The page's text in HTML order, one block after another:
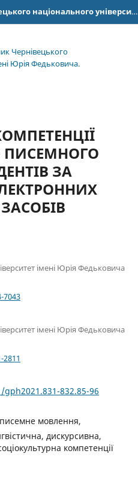
Науковий вісник Чернівецького національного університету імені Юрія Федьковича. Серія: Германська філологія
Чернівецького
Юрія Федьковича.
ЗА
імені Юрія Федьковича
7043
імені Юрія Федьковича
832.85-96
мовлення,
дискурсивна,
компетенції